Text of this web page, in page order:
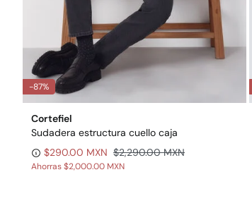
-87%
Cortefiel
Sudadera estructura cuello caja
$290.00 MXN $2,290.00 MXN
Ahorras$2,000.00 MXN